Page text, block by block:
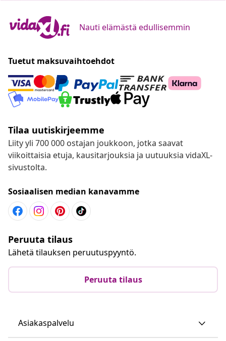
Nauti elämästä edullisemmin
Tuetut maksuvaihtoehdot
Tilaa uutiskirjeemme
Liity yli 700 000 ostajan joukkoon, jotka saavat
viikoittaisia etuja, kausitarjouksia ja uutuuksia vidaXL-
sivustolta.
Sosiaalisen median kanavamme
Peruuta tilaus
Lähetä tilauksen peruutuspyyntö.
Peruuta tilaus
Asiakaspalvelu